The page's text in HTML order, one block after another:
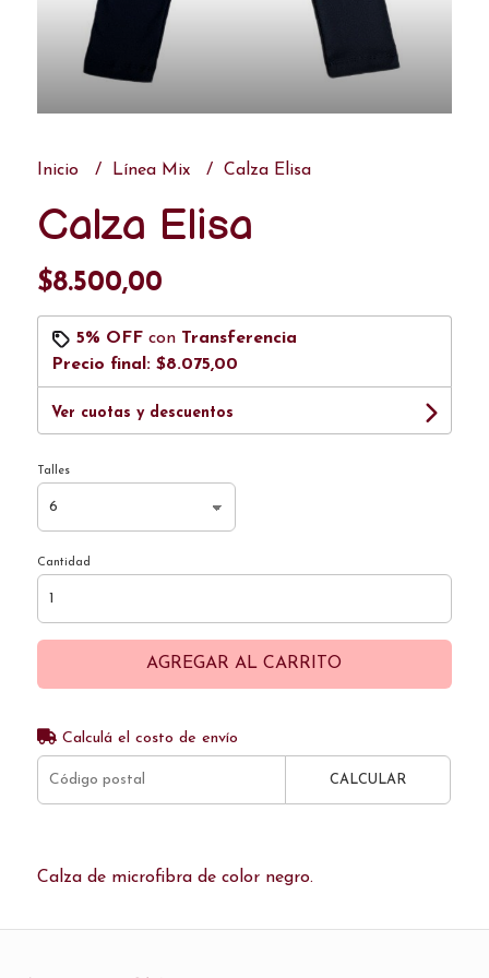
Inicio Línea Mix Calza Elisa
Calza Elisa
$8.500,00
5% OFFcon Transferencia
Precio final: $8.075,00
Ver cuotas y descuentos
Talles
Cantidad
AGREGAR AL CARRITO
Calculá el costo de envío
CALCULAR
Calza de microfibra de color negro.